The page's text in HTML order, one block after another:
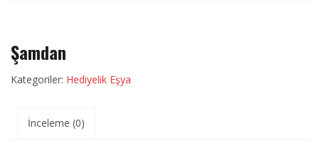
Şamdan
Kategoriler: Hediyelik Eşya
İnceleme (0)